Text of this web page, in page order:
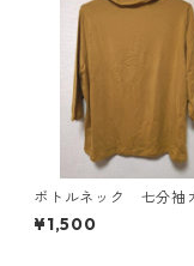
ボトルネック 七分袖
ソー ４Ｌ マスター
E-4816
¥1,500